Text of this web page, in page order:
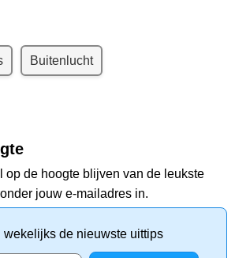
Buitenlucht
op de hoogte blijven van de leukste
jouw e-mailadres in.
wekelijks de nieuwste uittips